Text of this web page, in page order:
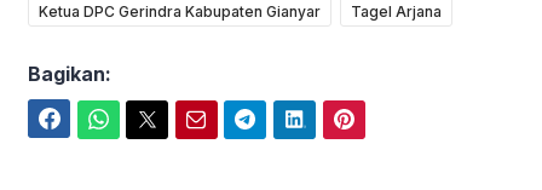
Ketua DPC Gerindra Kabupaten Gianyar Tagel Arjana
Bagikan: